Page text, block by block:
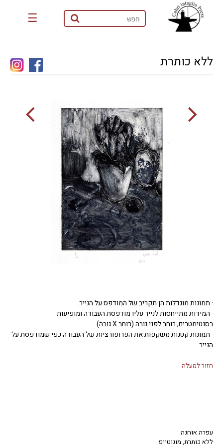
☰
ללא כותרת
· תמונות מוגדלות הן תקריב של המודפס על הנייר.
· המידות מתייחסות לנייר עליו מודפסת העבודה ומופיעות
בסנטימטרים, רוחב לפני גובה (רוחב X גובה).
· תמונות קטנות משקפות את הפרופורציות של העבודה כפי שמודפסת על
הנייר.
חזור למעלה
עפרה אוחנה
ללא כותרת, מונוטייפ